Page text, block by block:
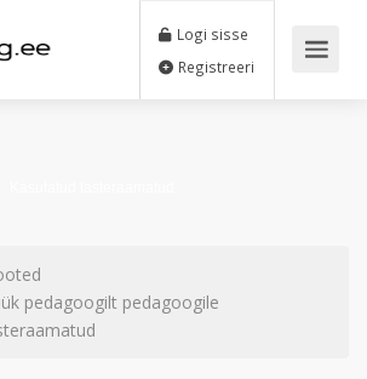
Logi sisse
Registreeri
pedagoogilt pedagoogile